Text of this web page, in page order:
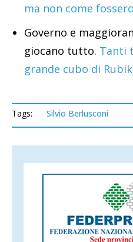
ma non come
Governo e
giocano tutto. Tanti
grande cubo di
Tags: Silvio Berlusconi